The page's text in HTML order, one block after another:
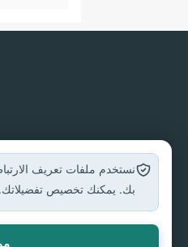
نستخدم ملفات تعريف
بك. يمكنك تخصيص تفضيلاتك.